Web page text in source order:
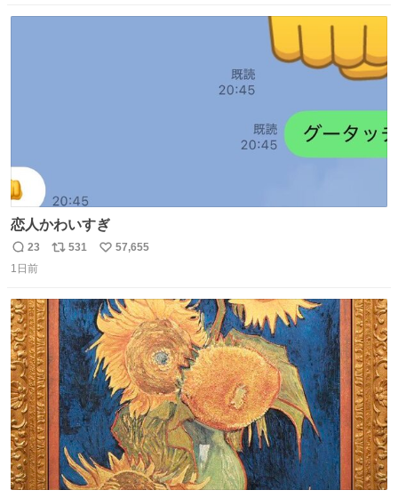
恋人かわいすぎ
返
信
23
リ
ト
数
531
い
数
57,655
1日前